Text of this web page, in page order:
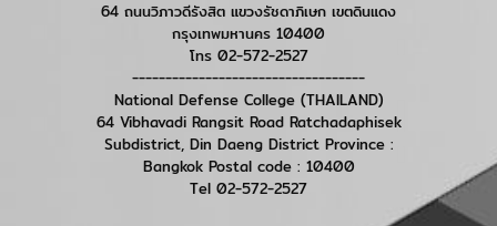
64 ถนนวิภาวดีรังสิต แขวงรัชดาภิเษก เขตดินแดง
กรุงเทพมหานคร 10400
โทร 02-572-2527
-----------------------------------
National Defense College (THAILAND)
64 Vibhavadi Rangsit Road Ratchadaphisek
Subdistrict, Din Daeng District Province :
Bangkok Postal code : 10400
Tel 02-572-2527